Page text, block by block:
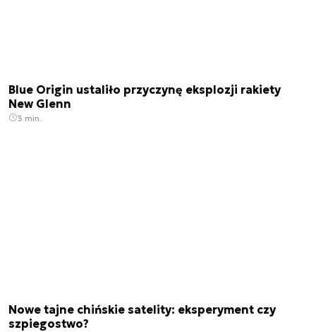
Blue Origin ustaliło przyczynę eksplozji rakiety
New Glenn
3 min.
Nowe tajne chińskie satelity: eksperyment czy
szpiegostwo?